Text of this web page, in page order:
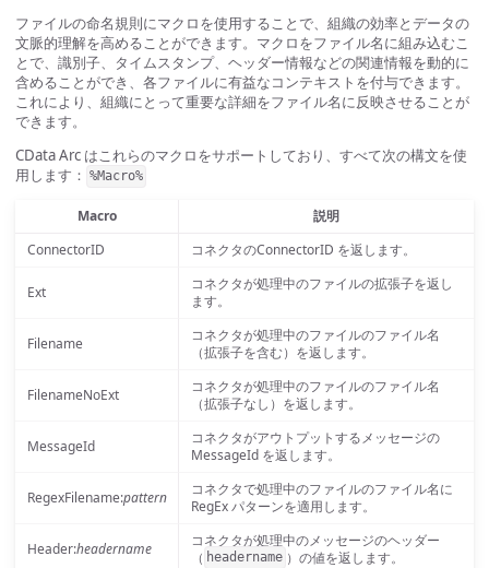
ファイルの命名規則にマクロを使用することで、組織の効率とデータの
文脈的理解を高めることができます。マクロをファイル名に組み込むこ
とで、識別子、タイムスタンプ、ヘッダー情報などの関連情報を動的に
含めることができ、各ファイルに有益なコンテキストを付与できます。
これにより、組織にとって重要な詳細をファイル名に反映させることが
できます。
CData Arc はこれらのマクロをサポートしており、すべて次の構文を使
用します： %Macro%
Macro
説明
ConnectorID
コネクタのConnectorID を返します。
Ext
コネクタが処理中のファイルの拡張子を返し
ます。
Filename
コネクタが処理中のファイルのファイル名
（拡張子を含む）を返します。
FilenameNoExt
コネクタが処理中のファイルのファイル名
（拡張子なし）を返します。
MessageId
コネクタがアウトプットするメッセージの
MessageId を返します。
RegexFilename:pattern
コネクタで処理中のファイルのファイル名に
RegEx パターンを適用します。
Header:headername
コネクタが処理中のメッセージのヘッダー
（ headername ）の値を返します。